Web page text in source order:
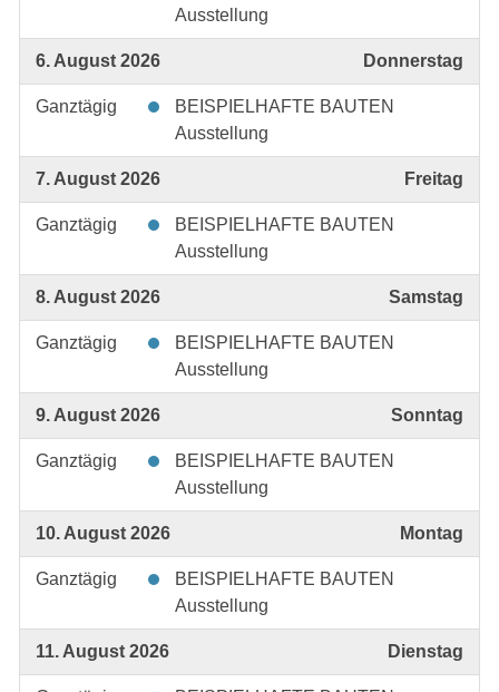
Ausstellung
6. August 2026 Donnerstag
Ganztägig
BEISPIELHAFTE BAUTEN
Ausstellung
7. August 2026 Freitag
Ganztägig
BEISPIELHAFTE BAUTEN
Ausstellung
8. August 2026 Samstag
Ganztägig
BEISPIELHAFTE BAUTEN
Ausstellung
9. August 2026 Sonntag
Ganztägig
BEISPIELHAFTE BAUTEN
Ausstellung
10. August 2026 Montag
Ganztägig
BEISPIELHAFTE BAUTEN
Ausstellung
11. August 2026 Dienstag